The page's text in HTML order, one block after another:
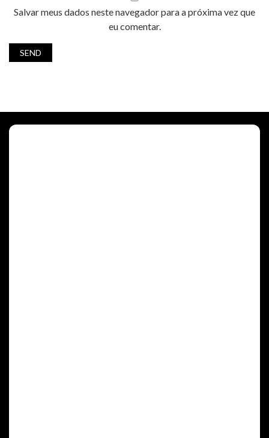
Salvar meus dados neste navegador para a próxima vez que
eu comentar.